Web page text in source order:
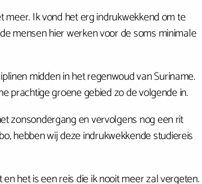
Ik vond het erg indrukwekkend om te
mensen hier werken voor de soms minimale
midden in het regenwoud van Suriname.
prachtige groene gebied zo de volgende in.
zonsondergang en vervolgens nog een rit
hebben wij deze indrukwekkende studiereis
het is een reis die ik nooit meer zal vergeten.